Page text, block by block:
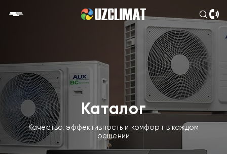
Каталог
Качество, эффективность и комфорт в каждом
решении